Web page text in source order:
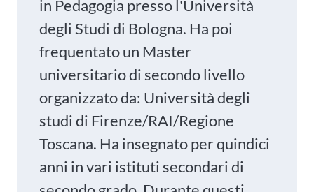
in Pedagogia presso l'Università
degli Studi di Bologna. Ha poi
frequentato un Master
universitario di secondo livello
organizzato da: Università degli
studi di Firenze/RAI/Regione
Toscana. Ha insegnato per quindici
anni in vari istituti secondari di